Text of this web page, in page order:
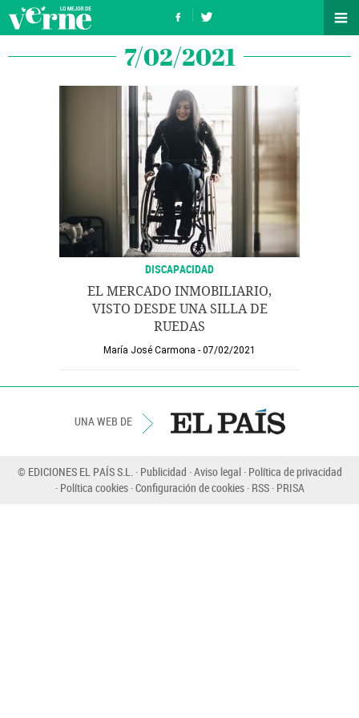
7/02/2021
DISCAPACIDAD
EL MERCADO INMOBILIARIO,
VISTO DESDE UNA SILLA DE
RUEDAS
María José Carmona 07/02/2021
UNA WEB DE
© EDICIONES EL PAÍS S.L. Publicidad Aviso legal Política de privacidad
Política cookies Configuración de cookies RSS PRISA